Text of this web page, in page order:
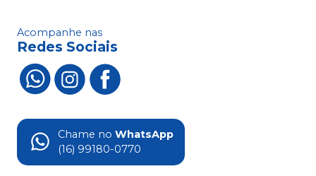
Acompanhe nas
Redes Sociais
Chame no WhatsApp
(16) 99180-0770